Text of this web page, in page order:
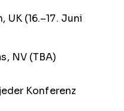
UK (16.–17. Juni
NV (TBA)
Konferenz